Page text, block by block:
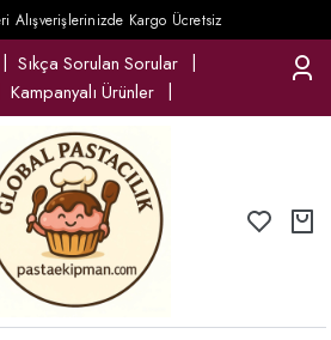
Alışverişlerinizde Kargo Ücretsiz
Sıkça Sorulan Sorular
Kampanyalı Ürünler